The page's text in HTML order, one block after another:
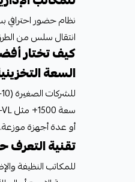
انتقال سلس من
كيف تختار
السعة
أو عدة أجهزة موزعة.
تقنية التعرف
للمكاتب النظيفة